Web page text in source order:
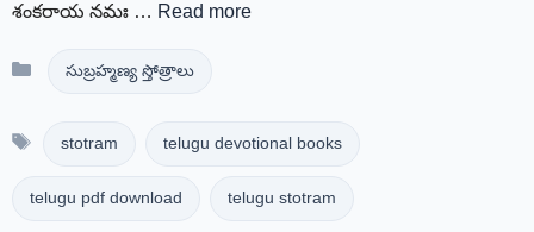
శంకరాయ నమః … Read more
Categories
సుబ్రహ్మణ్య స్తోత్రాలు
Tagsstotram telugu devotional books
telugu pdf download telugu stotram